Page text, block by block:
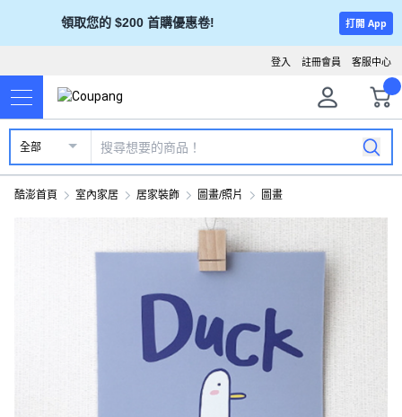
領取您的 $200 首購優惠卷! 打開 App
客服中心
註冊會員
登入
全部
酷澎首頁 室內家居 居家裝飾 圖畫/照片 圖畫